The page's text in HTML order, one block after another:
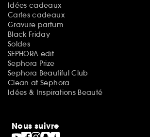
Idées cadeaux
Cartes cadeaux
Gravure parfum
Black Friday
Soldes
SEPHORA edit
Sephora Prize
Sephora Beautiful Club
Clean at Sephora
Idées & Inspirations Beauté
Nous suivre